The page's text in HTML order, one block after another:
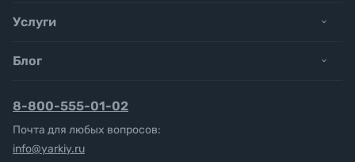
Услуги
Блог
8-800-555-01-02
Почта для любых вопросов:
info@yarkiy.ru